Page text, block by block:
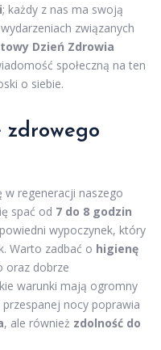
; każdy z nas ma swoją
związanych
Dzień Zdrowia
społeczną na ten
o siebie.
zdrowego
regeneracji naszego
spać od 7 do 8 godzin
wypoczynek, który
Warto zadbać o higienę
oraz dobrze
warunki mają ogromny
nocy poprawia
, ale również zdolność do